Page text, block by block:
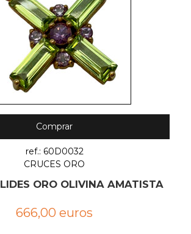
Comprar
ref.: 60D0032
CRUCES ORO
ORO OLIVINA AMATISTA
666,00 euros